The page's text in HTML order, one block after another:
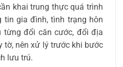
khai trung thực quá trình
tin gia đình, tình trạng hôn
từng đổi căn cước, đổi địa
tờ, nên xử lý trước khi bước
lưu trú.